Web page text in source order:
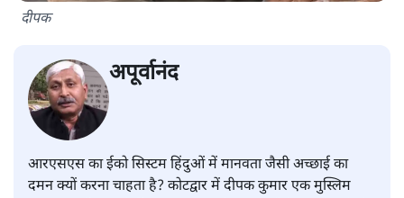
दीपक
अपूर्वानंद
आरएसएस का ईको सिस्टम हिंदुओं में मानवता जैसी अच्छाई का
दमन क्यों करना चाहता है? कोटद्वार में दीपक कुमार एक मुस्लिम